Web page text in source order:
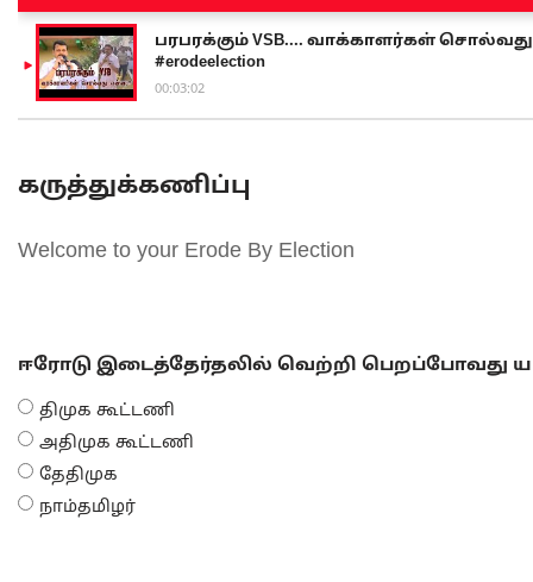
பரபரக்கும் VSB.... வாக்காளர்கள் சொல்வது
#erodeelection
00:03:02
கருத்துக்கணிப்பு
Welcome to your Erode By Election
ஈரோடு இடைத்தேர்தலில் வெற்றி பெறப்போவது
திமுக கூட்டணி
அதிமுக கூட்டணி
தேதிமுக
நாம்தமிழர்